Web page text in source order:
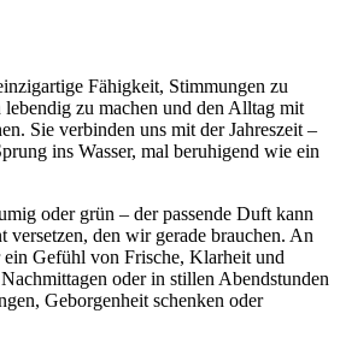
Fähigkeit, Stimmungen zu
zu machen und den Alltag mit
Sie verbinden uns mit der Jahreszeit –
ins Wasser, mal beruhigend wie ein
oder grün – der passende Duft kann
versetzen, den wir gerade brauchen. An
ein Gefühl von Frische, Klarheit und
oder in stillen Abendstunden
Geborgenheit schenken oder